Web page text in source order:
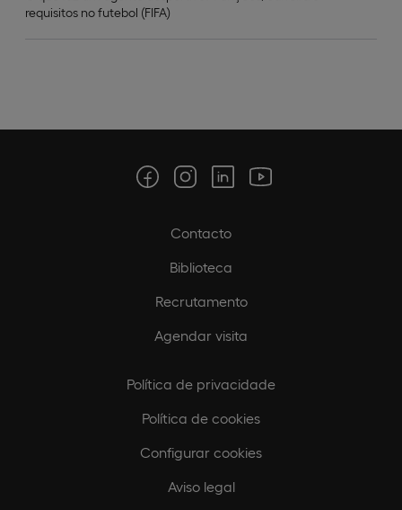
requisitos no futebol (FIFA)
Contacto
Biblioteca
Recrutamento
Agendar visita
Política de privacidade
Política de cookies
Configurar cookies
Aviso legal